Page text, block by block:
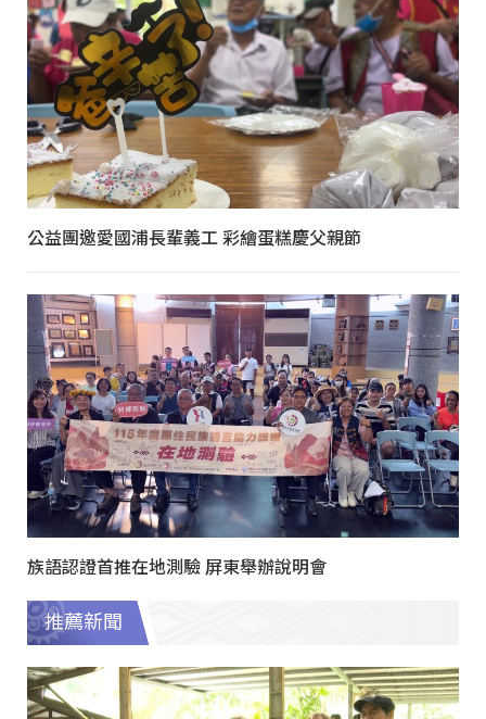
公益團邀愛國浦長輩義工 彩繪蛋糕慶父親節
族語認證首推在地測驗 屏東舉辦說明會
推薦新聞